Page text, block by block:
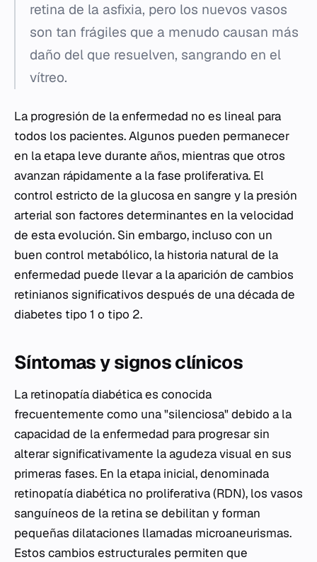
retina de la asfixia, pero los nuevos vasos
son tan frágiles que a menudo causan más
daño del que resuelven, sangrando en el
vítreo.
La progresión de la enfermedad no es lineal para
todos los pacientes. Algunos pueden permanecer
en la etapa leve durante años, mientras que otros
avanzan rápidamente a la fase proliferativa. El
control estricto de la glucosa en sangre y la presión
arterial son factores determinantes en la velocidad
de esta evolución. Sin embargo, incluso con un
buen control metabólico, la historia natural de la
enfermedad puede llevar a la aparición de cambios
retinianos significativos después de una década de
diabetes tipo 1 o tipo 2.
Síntomas y signos clínicos
La retinopatía diabética es conocida
frecuentemente como una "silenciosa" debido a la
capacidad de la enfermedad para progresar sin
alterar significativamente la agudeza visual en sus
primeras fases. En la etapa inicial, denominada
retinopatía diabética no proliferativa (RDN), los vasos
sanguíneos de la retina se debilitan y forman
pequeñas dilataciones llamadas microaneurismas.
Estos cambios estructurales permiten que